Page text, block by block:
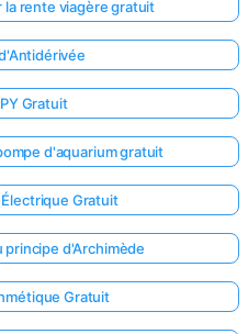
rente viagère gratuit
Gratuit
d'aquarium gratuit
Gratuit
d'Archimède
Gratuit